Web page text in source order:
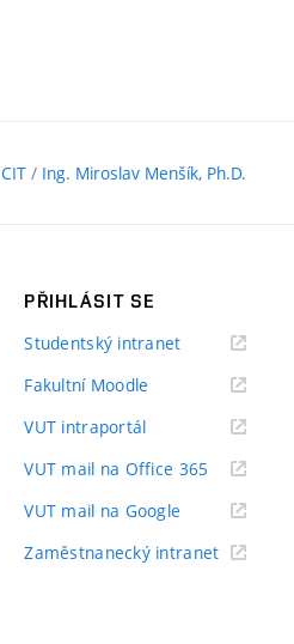
CIT / Ing. Miroslav Menšík, Ph.D.
PŘIHLÁSIT SE
Studentský intranet(externí
Fakultní Moodle
VUT intraportál(externí
VUT mail na Office 365 (externí
VUT mail na Google (externí
Zaměstnanecký intranet(externí